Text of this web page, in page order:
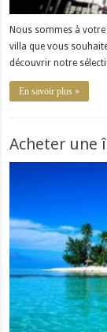
Nous sommes à
villa que vous
découvrir notre
En savoir plus »
Acheter une